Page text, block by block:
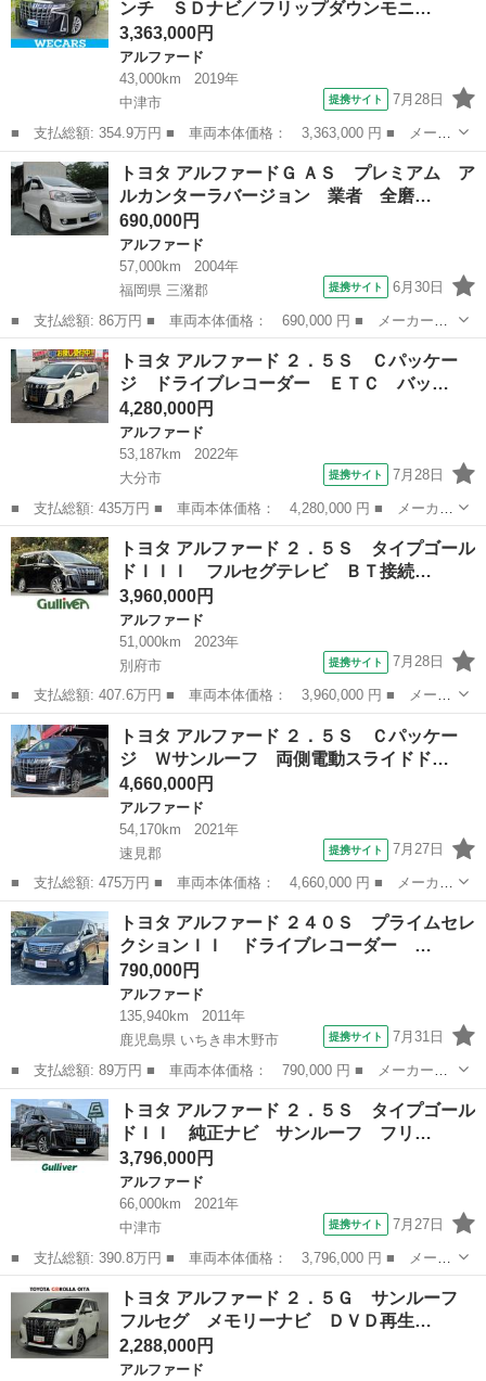
ジックプ...
ンチ ＳＤナビ／フリップダウンモニ…
3,363,000円
アルファード
43,000km
2019年
中津市
提携サイト 7月28日
■ 支払総額: 354.9万円 ■ 車両本体価格： 3,363,000 円 ■ メーカ
ー名： トヨタ ■ 車種名： アルファード ■ グレード名： Ｓ
保証書／純正 ９インチ ＳＤナビ／フリップダウンモニター 純
正 １２．...
大分 中津市 アルファード
トヨタ アルファードＧ ＡＳ プレミアム ア
ルカンターラバージョン 業者 全磨…
690,000円
アルファード
57,000km
2004年
福岡県 三潴郡
提携サイト 6月30日
■ 支払総額: 86万円 ■ 車両本体価格： 690,000 円 ■ メーカー
名： トヨタ ■ 車種名： アルファードＧ ■ グレード名： Ａ
Ｓ プレミアム アルカンターラバージョン 業者 全磨き水垢除去
済、ガラスコーティ...
福岡 三潴郡 アルファード
トヨタ アルファード ２．５Ｓ Ｃパッケー
ジ ドライブレコーダー ＥＴＣ バッ…
4,280,000円
アルファード
53,187km
2022年
大分市
提携サイト 7月28日
■ 支払総額: 435万円 ■ 車両本体価格： 4,280,000 円 ■ メーカー
名： トヨタ ■ 車種名： アルファード ■ グレード名： ２．５
Ｓ Ｃパッケージ ドライブレコーダー ＥＴＣ バックカメラ ク
リアランス...
大分 大分市 アルファード
トヨタ アルファード ２．５Ｓ タイプゴール
ドＩＩＩ フルセグテレビ ＢＴ接続…
3,960,000円
アルファード
51,000km
2023年
別府市
提携サイト 7月28日
■ 支払総額: 407.6万円 ■ 車両本体価格： 3,960,000 円 ■ メーカ
ー名： トヨタ ■ 車種名： アルファード ■ グレード名： ２．
５Ｓ タイプゴールドＩＩＩ フルセグテレビ ＢＴ接続 レーンア
シスト ...
大分 別府市 アルファード
トヨタ アルファード ２．５Ｓ Ｃパッケー
ジ Ｗサンルーフ 両側電動スライドド…
4,660,000円
アルファード
54,170km
2021年
速見郡
提携サイト 7月27日
■ 支払総額: 475万円 ■ 車両本体価格： 4,660,000 円 ■ メーカー
名： トヨタ ■ 車種名： アルファード ■ グレード名： ２．５
Ｓ Ｃパッケージ Ｗサンルーフ 両側電動スライドドア 本革パワ
ーシート ...
大分 速見郡 アルファード
トヨタ アルファード ２４０Ｓ プライムセレ
クションＩＩ ドライブレコーダー …
790,000円
アルファード
135,940km
2011年
鹿児島県 いちき串木野市
提携サイト 7月31日
■ 支払総額: 89万円 ■ 車両本体価格： 790,000 円 ■ メーカー
名： トヨタ ■ 車種名： アルファード ■ グレード名： ２４０
Ｓ プライムセレクションＩＩ ドライブレコーダー ＥＴＣ バッ
クカメラ ナビ ...
鹿児島 いちき串木野市 アルファード
トヨタ アルファード ２．５Ｓ タイプゴール
ドＩＩ 純正ナビ サンルーフ フリ…
3,796,000円
アルファード
66,000km
2021年
中津市
提携サイト 7月27日
■ 支払総額: 390.8万円 ■ 車両本体価格： 3,796,000 円 ■ メーカ
ー名： トヨタ ■ 車種名： アルファード ■ グレード名： ２．
５Ｓ タイプゴールドＩＩ 純正ナビ サンルーフ フリップダウン
モニター...
大分 中津市 アルファード
トヨタ アルファード ２．５Ｇ サンルーフ
フルセグ メモリーナビ ＤＶＤ再生…
2,288,000円
アルファード